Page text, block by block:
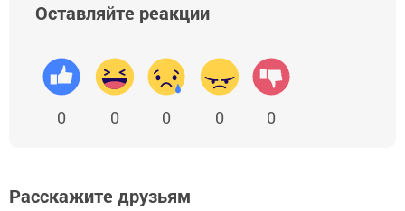
Оставляйте реакции
0 0 0 0 0
Расскажите друзьям